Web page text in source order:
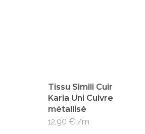
Tissu Simili Cuir
Karia Uni Cuivre
métallisé
12,90 € /m